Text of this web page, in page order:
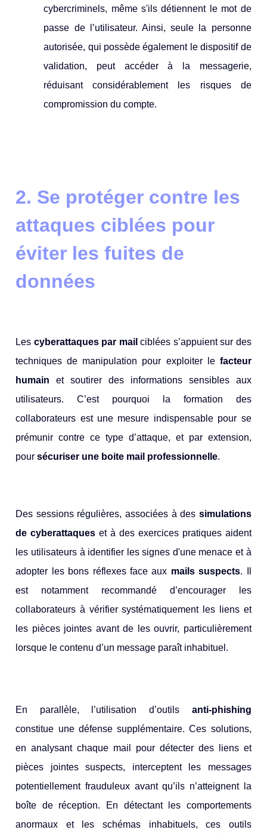
cybercriminels, même s'ils détiennent le mot de
passe de l’utilisateur. Ainsi, seule la personne
autorisée, qui possède également le dispositif de
validation, peut accéder à la messagerie,
réduisant considérablement les risques de
compromission du compte.
2. Se protéger contre les
attaques ciblées pour
éviter les fuites de
données
Les cyberattaques par mail ciblées s’appuient sur des
techniques de manipulation pour exploiter le facteur
humain et soutirer des informations sensibles aux
utilisateurs. C’est pourquoi la formation des
collaborateurs est une mesure indispensable pour se
prémunir contre ce type d’attaque, et par extension,
poursécuriser une boite mail professionnelle.
Des sessions régulières, associées à des simulations
de cyberattaques et à des exercices pratiques aident
les utilisateurs à identifier les signes d'une menace et à
adopter les bons réflexes face aux mails suspects. Il
est notamment recommandé d’encourager les
collaborateurs à vérifier systématiquement les liens et
les pièces jointes avant de les ouvrir, particulièrement
lorsque le contenu d’un message paraît inhabituel.
En parallèle, l’utilisation d’outils anti-phishing
constitue une défense supplémentaire. Ces solutions,
en analysant chaque mail pour détecter des liens et
pièces jointes suspects, interceptent les messages
potentiellement frauduleux avant qu’ils n’atteignent la
boîte de réception. En détectant les comportements
anormaux et les schémas inhabituels, ces outils